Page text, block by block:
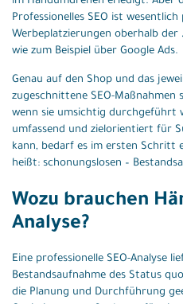
Professionelles SEO ist
Werbeplatzierungen oberhalb der
wie zum Beispiel über Google Ads.
Genau auf den Shop und das
zugeschnittene SEO-Maßnahmen
wenn sie umsichtig durchgeführt
umfassend und zielorientiert für
kann, bedarf es im ersten Schritt
heißt: schonungslosen –
Wozu brauchen
Analyse?
Eine professionelle SEO-Analyse
Bestandsaufnahme des Status
die Planung und Durchführung